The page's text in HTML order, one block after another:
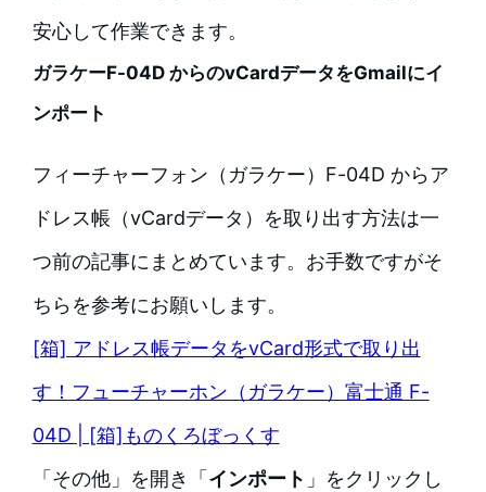
安心して作業できます。
ガラケーF-04D からのvCardデータをGmailにイ
ンポート
フィーチャーフォン（ガラケー）F-04D からア
ドレス帳（vCardデータ）を取り出す方法は一
つ前の記事にまとめています。お手数ですがそ
ちらを参考にお願いします。
[箱] アドレス帳データをvCard形式で取り出
す！フューチャーホン（ガラケー）富士通 F-
04D | [箱]ものくろぼっくす
「その他」を開き「インポート 」をクリックし